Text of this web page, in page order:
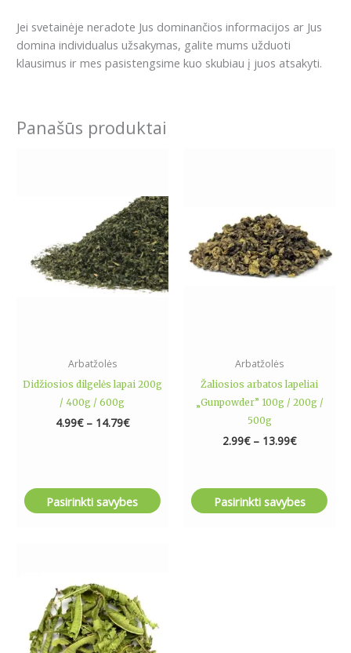
Jei svetainėje neradote Jus dominančios informacijos ar Jus
domina individualus užsakymas, galite mums užduoti
klausimus ir mes pasistengsime kuo skubiau į juos atsakyti.
Panašūs produktai
Arbatžolės
Didžiosios dilgelės lapai 200g
/ 400g / 600g
4.99€ – 14.79€
through
14.79€
Pasirinkti savybes
multiple
variants.
The
options
may
page
Arbatžolės
Žaliosios arbatos lapeliai
„Gunpowder” 100g / 200g /
500g
2.99€ – 13.99€
Pasirinkti savybes
multiple
variants.
The
options
may
page
34.69€
has
multiple
variants.
The